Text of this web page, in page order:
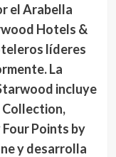
el Arabella
Hotels &
líderes
La
incluye
Collection,
Points by
y desarrolla